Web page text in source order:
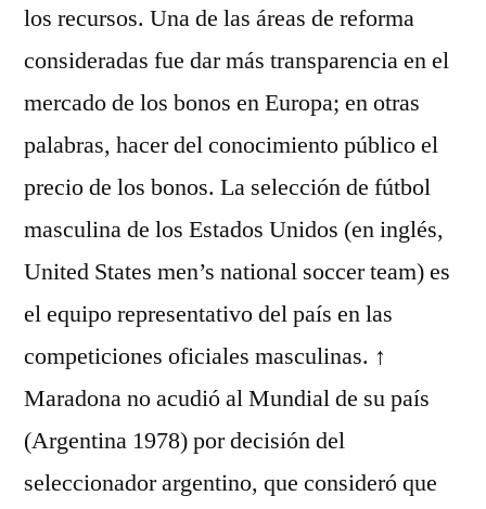
los recursos. Una de las áreas de reforma
consideradas fue dar más transparencia en el
mercado de los bonos en Europa; en otras
palabras, hacer del conocimiento público el
precio de los bonos. La selección de fútbol
masculina de los Estados Unidos (en inglés,
United States men’s national soccer team) es
el equipo representativo del país en las
competiciones oficiales masculinas. ↑
Maradona no acudió al Mundial de su país
(Argentina 1978) por decisión del
seleccionador argentino, que consideró que